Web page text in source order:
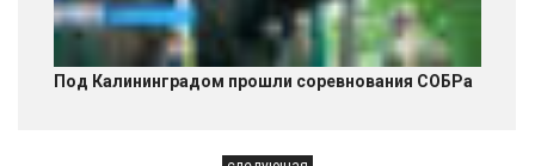
Под Калининградом прошли соревнования СОБРа